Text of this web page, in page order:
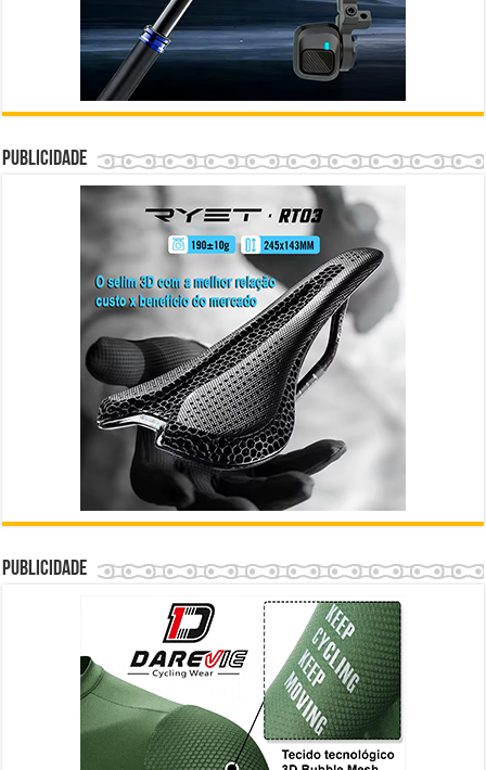
Publicidade
Publicidade